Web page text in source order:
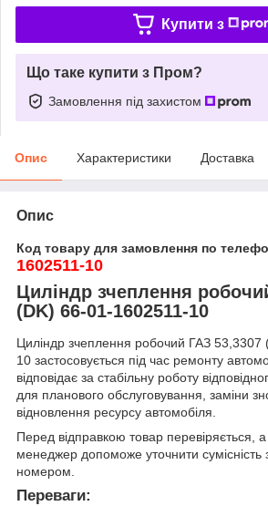
Купити з
Що таке купити з Пром?
Замовлення під захистом
Опис Характеристики Доставка
Опис
Код товару для замовлення по
1602511-10
Циліндр зчеплення
(DK) 66-01-1602511-10
Циліндр зчеплення робочий ГАЗ
10 застосовується під час ремонту
відповідає за стабільну роботу
для планового обслуговування, заміни
відновлення ресурсу автомобіля.
Перед відправкою товар перевіряється,
менеджер допоможе уточнити сумісність
номером.
Переваги: